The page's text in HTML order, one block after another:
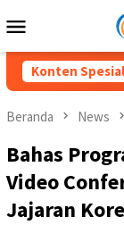
ke
Mobile
Konten Spesial
Tetapkan 3
Beranda News
Bahas
Video
Jajaran